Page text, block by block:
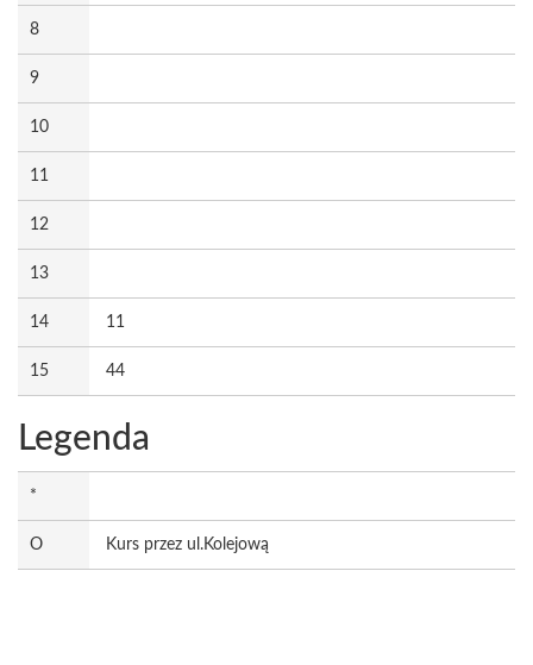
8
9
10
11
12
13
14 11
15 44
Legenda
*
O Kurs przez ul.Kolejową